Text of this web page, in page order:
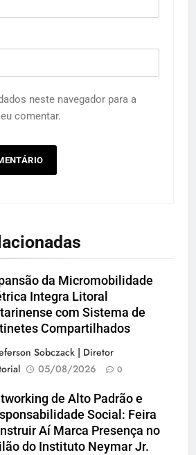
neste navegador para a
comentar.
da Micromobilidade
Integra Litoral
com Sistema de
Compartilhados
Sobczack | Diretor
05/08/2026 0
de Alto Padrão e
Social: Feira
Aí Marca Presença no
do Instituto Neymar Jr.